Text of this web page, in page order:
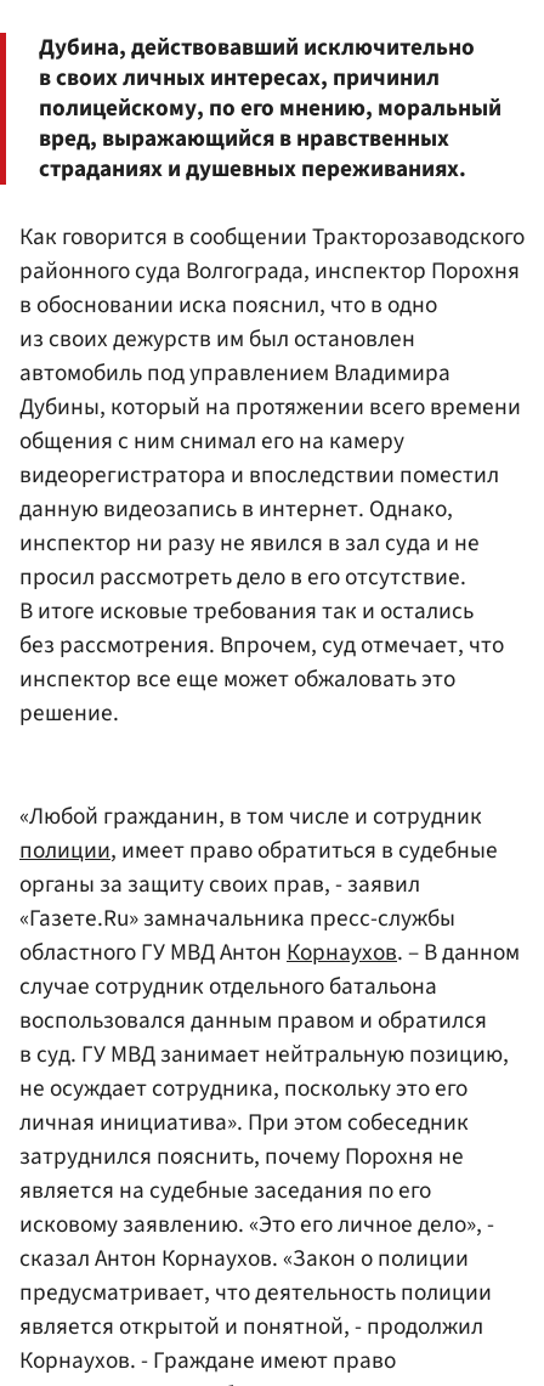
Дубина, действовавший исключительно
в своих личных интересах, причинил
полицейскому, по его мнению, моральный
вред, выражающийся в нравственных
страданиях и душевных переживаниях.
Как говорится в сообщении Тракторозаводского
районного суда Волгограда, инспектор Порохня
в обосновании иска пояснил, что в одно
из своих дежурств им был остановлен
автомобиль под управлением Владимира
Дубины, который на протяжении всего времени
общения с ним снимал его на камеру
видеорегистратора и впоследствии поместил
данную видеозапись в интернет. Однако,
инспектор ни разу не явился в зал суда и не
просил рассмотреть дело в его отсутствие.
В итоге исковые требования так и остались
без рассмотрения. Впрочем, суд отмечает, что
инспектор все еще может обжаловать это
решение.
«Любой гражданин, в том числе и сотрудник
полиции, имеет право обратиться в судебные
органы за защиту своих прав, - заявил
«Газете.Ru» замначальника пресс-службы
областного ГУ МВД АнтонКорнаухов. – В данном
случае сотрудник отдельного батальона
воспользовался данным правом и обратился
в суд. ГУ МВД занимает нейтральную позицию,
не осуждает сотрудника, поскольку это его
личная инициатива». При этом собеседник
затруднился пояснить, почему Порохня не
является на судебные заседания по его
исковому заявлению. «Это его личное дело», -
сказал Антон Корнаухов. «Закон о полиции
предусматривает, что деятельность полиции
является открытой и понятной, - продолжил
Корнаухов. - Граждане имеют право